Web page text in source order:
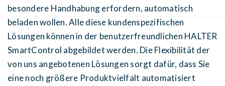
besondere Handhabung erfordern, automatisch
beladen wollen. Alle diese kundenspezifischen
Lösungen können in der benutzerfreundlichen HALTER
SmartControl abgebildet werden. Die Flexibilität der
von uns angebotenen Lösungen sorgt dafür, dass Sie
eine noch größere Produktvielfalt automatisiert